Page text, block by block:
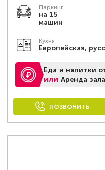
Паркинг
на 15
машин
Кухня
Европейская,
Еда и напитки
или Аренда
ПОЗВОНИТЬ